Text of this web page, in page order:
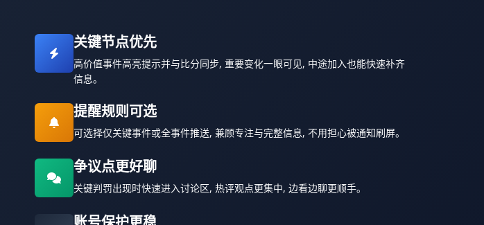
关键节点优先
高价值事件高亮提示并与比分同步, 重要变化一眼可见, 中途加入也能快速补齐
信息。
提醒规则可选
可选择仅关键事件或全事件推送, 兼顾专注与完整信息, 不用担心被通知刷屏。
争议点更好聊
关键判罚出现时快速进入讨论区, 热评观点更集中, 边看边聊更顺手。